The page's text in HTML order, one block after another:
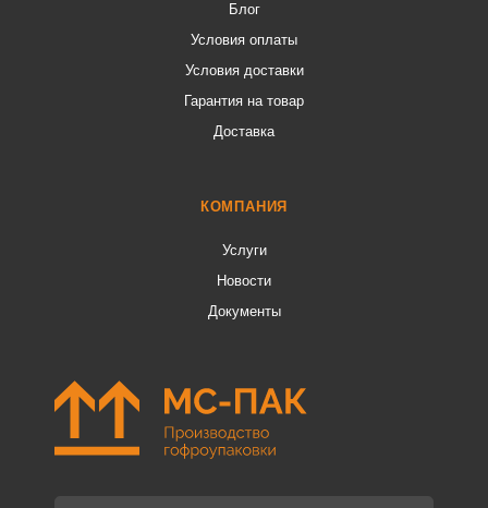
Блог
Условия оплаты
Условия доставки
Гарантия на товар
Доставка
КОМПАНИЯ
Услуги
Новости
Документы